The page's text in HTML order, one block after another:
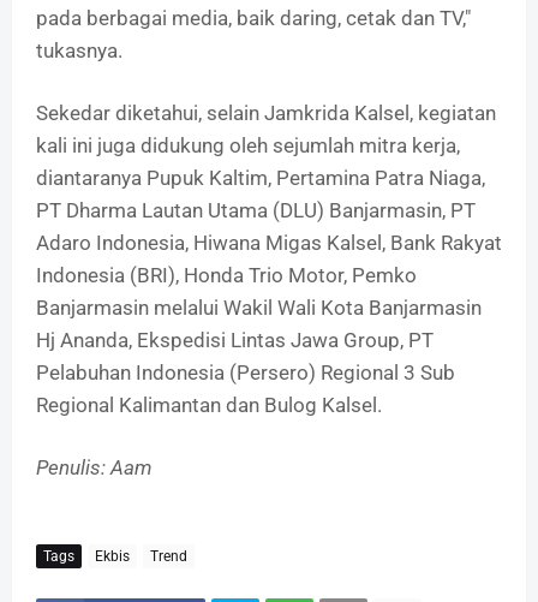
pada berbagai media, baik daring, cetak dan TV,"
tukasnya.
Sekedar diketahui, selain Jamkrida Kalsel, kegiatan
kali ini juga didukung oleh sejumlah mitra kerja,
diantaranya Pupuk Kaltim, Pertamina Patra Niaga,
PT Dharma Lautan Utama (DLU) Banjarmasin, PT
Adaro Indonesia, Hiwana Migas Kalsel, Bank Rakyat
Indonesia (BRI), Honda Trio Motor, Pemko
Banjarmasin melalui Wakil Wali Kota Banjarmasin
Hj Ananda, Ekspedisi Lintas Jawa Group, PT
Pelabuhan Indonesia (Persero) Regional 3 Sub
Regional Kalimantan dan Bulog Kalsel.
Penulis: Aam
Tags Ekbis Trend